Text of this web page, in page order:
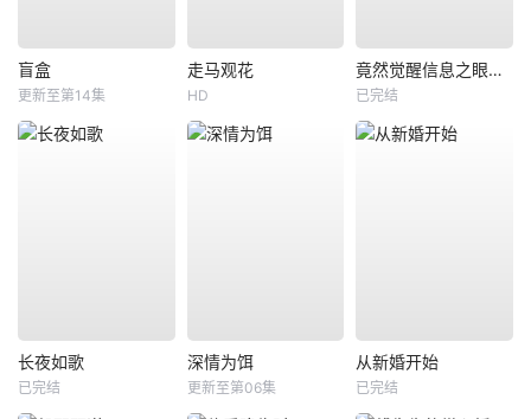
盲盒
更新至第14集
走马观花
HD
竟然觉醒信息之眼，我转身进入反派大营
已完结
长夜如歌
已完结
深情为饵
更新至第06集
从新婚开始
已完结